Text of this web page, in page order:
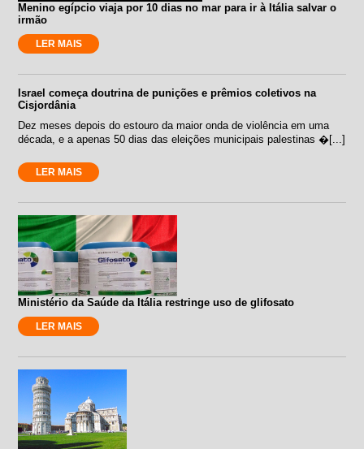
Menino egípcio viaja por 10 dias no mar para ir à Itália salvar o
irmão
LER MAIS
Israel começa doutrina de punições e prêmios coletivos na
Cisjordânia
Dez meses depois do estouro da maior onda de violência em uma
década, e a apenas 50 dias das eleições municipais palestinas �[...]
LER MAIS
Ministério da Saúde da Itália restringe uso de glifosato
LER MAIS